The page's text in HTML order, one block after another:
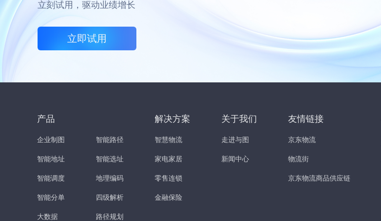
立刻试用，驱动业绩增长
立即试用
产品
企业制图
智能地址
智能调度
智能分单
大数据
智能路径
智能选址
地理编码
四级解析
路径规划
解决方案
智慧物流
家电家居
零售连锁
金融保险
关于我们
走进与图
新闻中心
友情链接
京东物流
物流街
京东物流商品供应链